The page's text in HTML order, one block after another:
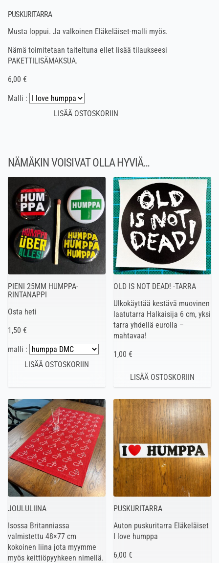
PUSKURITARRA
Musta loppui. Ja valkoinen Eläkeläiset-malli myös.
Nämä toimitetaan taiteltuna ellet lisää tilaukseesi
PAKETTILISÄMAKSUA.
6,00 €
Malli :
NÄMÄKIN VOISIVAT OLLA HYVIÄ…
PIENI 25MM HUMPPA-
RINTANAPPI
Osta heti
1,50 €
malli :
OLD IS NOT DEAD! -TARRA
Ulkokäyttää kestävä muovinen
laatutarra Halkaisija 6 cm, yksi
tarra yhdellä eurolla –
mahtavaa!
1,00 €
JOULULIINA
Isossa Britanniassa
valmistettu 48×77 cm
kokoinen liina jota myymme
myös keittiöpyyhkeen nimellä.
PUSKURITARRA
Auton puskuritarra Eläkeläiset
I love humppa
6,00 €